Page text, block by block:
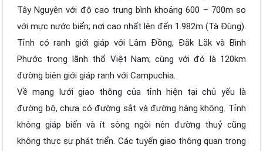
Tây Nguyên với độ cao trung bình khoảng 600 – 700m so
với mực nước biển; nơi cao nhất lên đến 1.982m (Tà Đùng).
Tỉnh có ranh giới giáp với Lâm Đồng, Đắk Lắk và Bình
Phước trong lãnh thổ Việt Nam; cùng với đó là 120km
đường biên giới giáp ranh với Campuchia.
Về mạng lưới giao thông của tỉnh hiện tại chủ yếu là
đường bộ, chưa có đường sắt và đường hàng không. Tỉnh
không giáp biển và ít sông ngòi nên đường thuỷ cũng
không thực sự phát triển. Các tuyến giao thông quan trọng